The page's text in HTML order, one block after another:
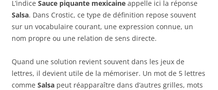
L’indice Sauce piquante mexicaine appelle ici la réponse
Salsa. Dans Crostic, ce type de définition repose souvent
sur un vocabulaire courant, une expression connue, un
nom propre ou une relation de sens directe.
Quand une solution revient souvent dans les jeux de
lettres, il devient utile de la mémoriser. Un mot de 5 lettres
comme Salsa peut réapparaître dans d’autres grilles, mots